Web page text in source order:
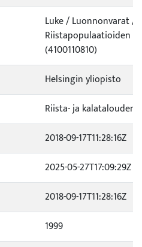
Luke / Luonnonvarat /
Riistapopulaatioiden
(4100110810)
Helsingin yliopisto
Riista- ja kalatalouden
2018-09-17T11:28:16Z
2025-05-27T17:09:29Z
2018-09-17T11:28:16Z
1999